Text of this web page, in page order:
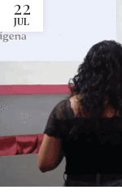
22
JUL